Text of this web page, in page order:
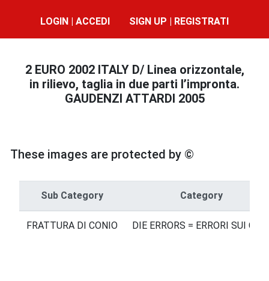
LOGIN | ACCEDI SIGN UP | REGISTRATI
2 EURO 2002 ITALY D/ Linea orizzontale,
in rilievo, taglia in due parti l’impronta.
GAUDENZI ATTARDI 2005
These images are protected by ©
Sub Category Category
FRATTURA DI CONIO DIE ERRORS = ERRORI SUI